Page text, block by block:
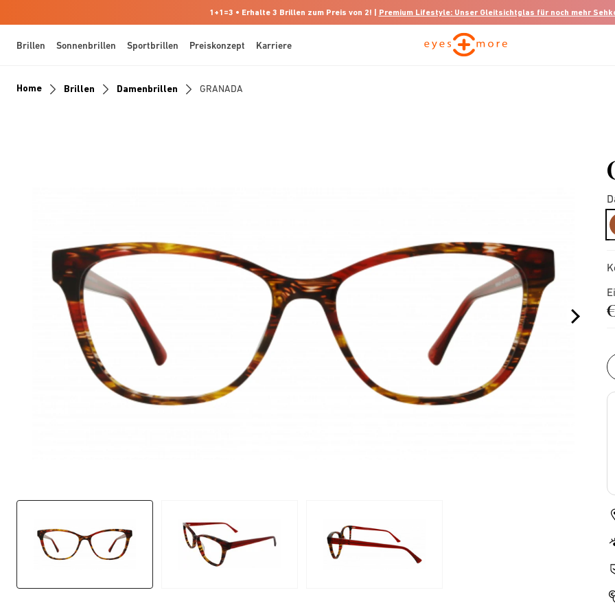
1+1=3 • Erhalte 3 Brillen zum Preis von 2! | Premium Lifestyle: Unser Gleitsichtglas für noch mehr
Brillen Sonnenbrillen Sportbrillen Preiskonzept Karriere
Home Brillen Damenbrillen GRANADA